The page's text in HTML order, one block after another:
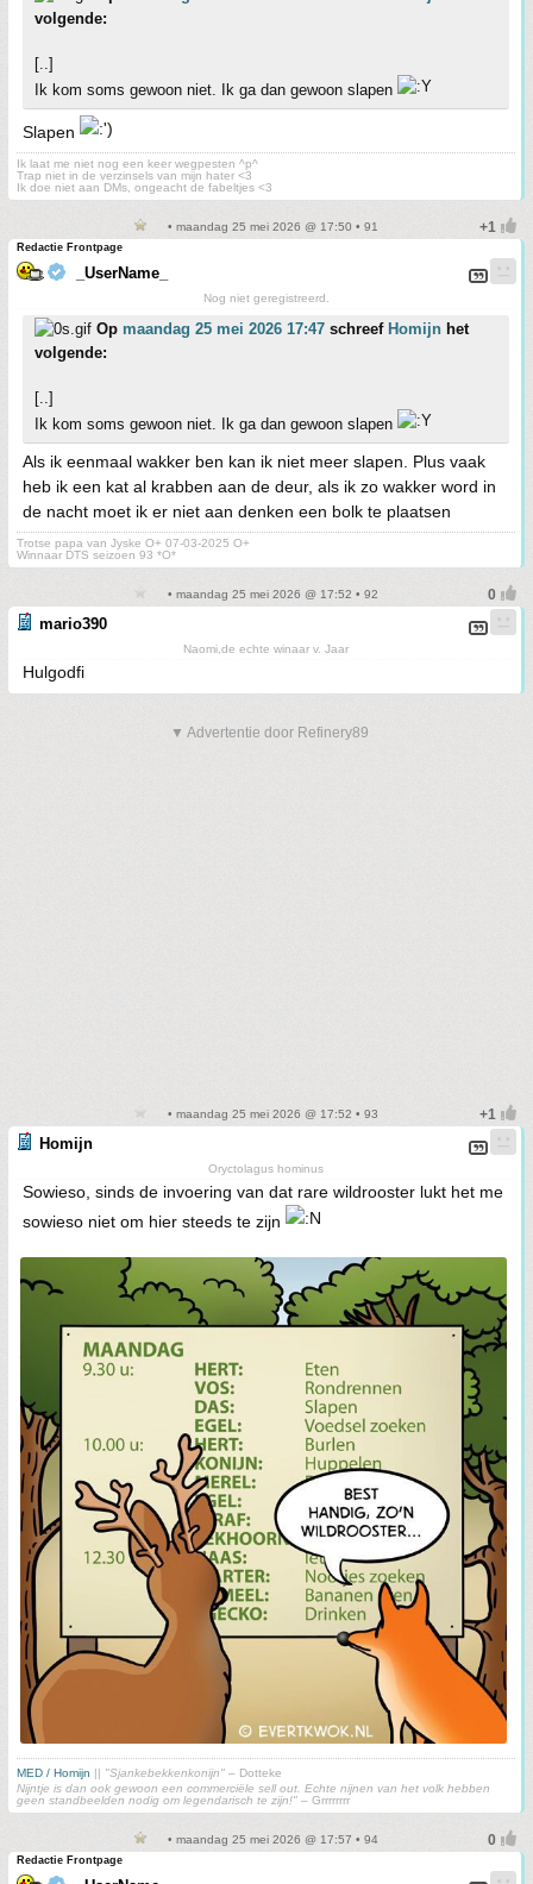
volgende:
[..]
Ik kom soms gewoon niet. Ik ga dan gewoon slapen
Slapen
Ik laat me niet nog een keer wegpesten ^p^
Trap niet in de verzinsels van mijn hater <3
Ik doe niet aan DMs, ongeacht de fabeltjes <3
• maandag 25 mei 2026 @ 17:50 • 91
Redactie Frontpage
_UserName_
Nog niet geregistreerd.
Op maandag 25 mei 2026 17:47 schreef Homijn het
volgende:
[..]
Ik kom soms gewoon niet. Ik ga dan gewoon slapen
Als ik eenmaal wakker ben kan ik niet meer slapen. Plus vaak
heb ik een kat al krabben aan de deur, als ik zo wakker word in
de nacht moet ik er niet aan denken een bolk te plaatsen
Trotse papa van Jyske O+ 07-03-2025 O+
Winnaar DTS seizoen 93 *O*
• maandag 25 mei 2026 @ 17:52 • 92
mario390
Naomi,de echte winaar v. Jaar
Hulgodfi
▼ Advertentie door Refinery89
• maandag 25 mei 2026 @ 17:52 • 93
Homijn
Oryctolagus hominus
Sowieso, sinds de invoering van dat rare wildrooster lukt het me
sowieso niet om hier steeds te zijn
MED / Homijn || "Sjankebekkenkonijn" – Dotteke
Nijntje is dan ook gewoon een commerciële sell out. Echte nijnen van het volk hebben
geen standbeelden nodig om legendarisch te zijn!" – Grrrrrrrr
• maandag 25 mei 2026 @ 17:57 • 94
Redactie Frontpage